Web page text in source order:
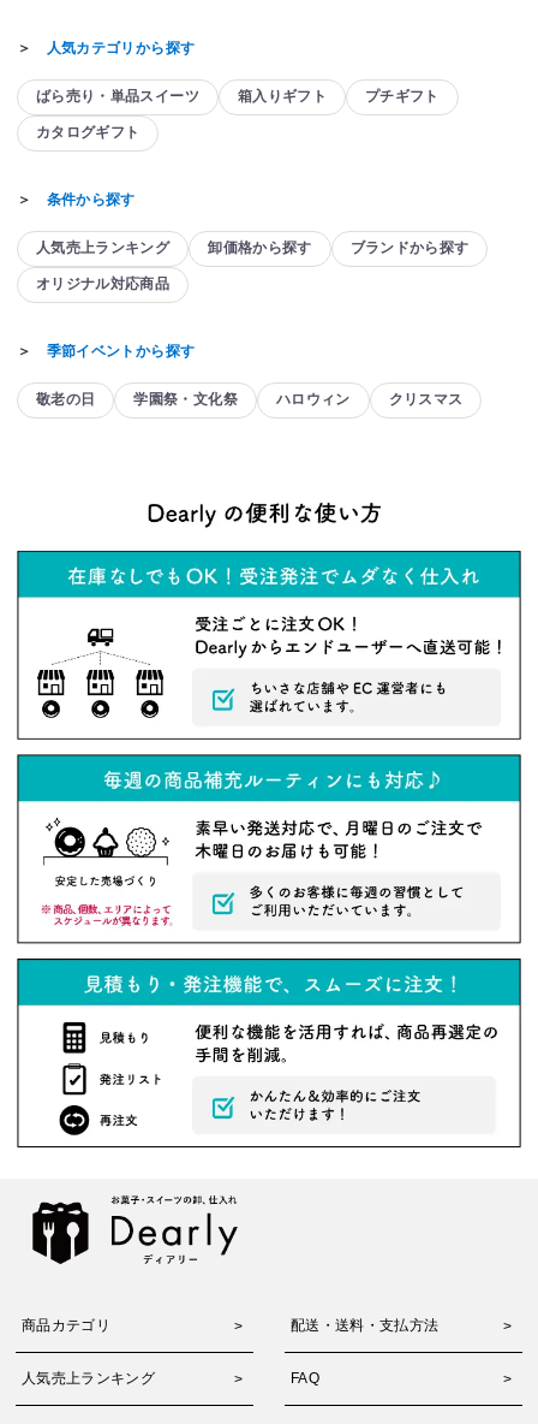
＞ 人気カテゴリから探す
ばら売り・単品スイーツ 箱入りギフト プチギフト
カタログギフト
＞ 条件から探す
人気売上ランキング 卸価格から探す ブランドから探す
オリジナル対応商品
＞ 季節イベントから探す
敬老の日 学園祭・文化祭 ハロウィン クリスマス
商品カテゴリ 配送・送料・支払方法
人気売上ランキング FAQ